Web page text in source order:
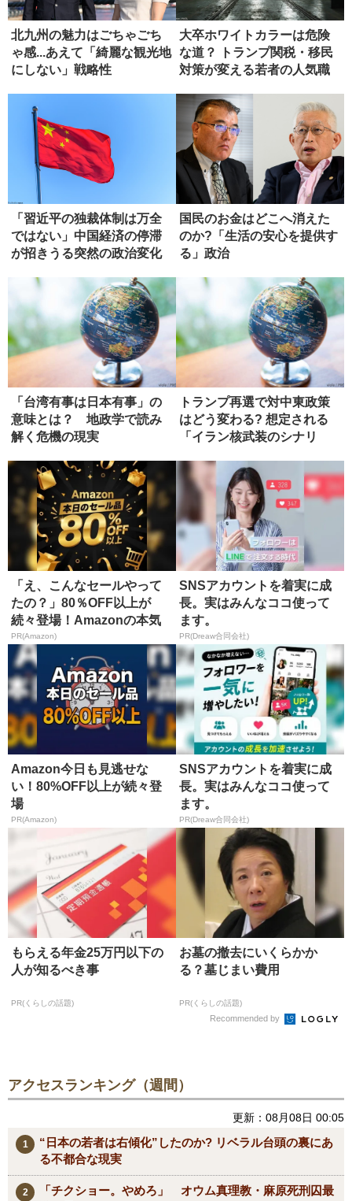
北九州の魅力はごちゃごち
ゃ感...あえて「綺麗な観光地
にしない」戦略性
大卒ホワイトカラーは危険
な道？ トランプ関税・移民
対策が変える若者の人気職
「習近平の独裁体制は万全
ではない」中国経済の停滞
が招きうる突然の政治変化
国民のお金はどこへ消えた
のか?「生活の安心を提供す
る」政治
「台湾有事は日本有事」の
意味とは？ 地政学で読み
解く危機の現実
トランプ再選で対中東政策
はどう変わる? 想定される
「イラン核武装のシナリ
「え、こんなセールやって
たの？」80％OFF以上が
続々登場！Amazonの本気
が...
PR(Amazon)
SNSアカウントを着実に成
長。実はみんなココ使って
ます。
PR(Dreaw合同会社)
Amazon今日も見逃せな
い！80%OFF以上が続々登
場
PR(Amazon)
SNSアカウントを着実に成
長。実はみんなココ使って
ます。
PR(Dreaw合同会社)
もらえる年金25万円以下の
人が知るべき事
PR(くらしの話題)
お墓の撤去にいくらかか
る？墓じまい費用
PR(くらしの話題)
Recommended by
アクセスランキング（週間）
更新：08月08日 00:05
“日本の若者は右傾化”したのか? リベラル台頭の裏にあ
る不都合な現実
「チクショー。やめろ」 オウム真理教・麻原死刑囚最